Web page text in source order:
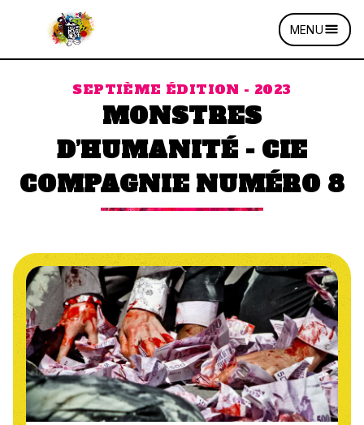
MENU
SEPTIÈME ÉDITION - 2023
MONSTRES
D’HUMANITÉ - CIE
COMPAGNIE NUMÉRO 8